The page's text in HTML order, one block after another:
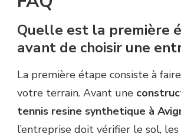
Quelle est la première
avant de choisir une
La première étape consiste à
votre terrain. Avant une
tennis resine synthetique à
l’entreprise doit vérifier le sol, les